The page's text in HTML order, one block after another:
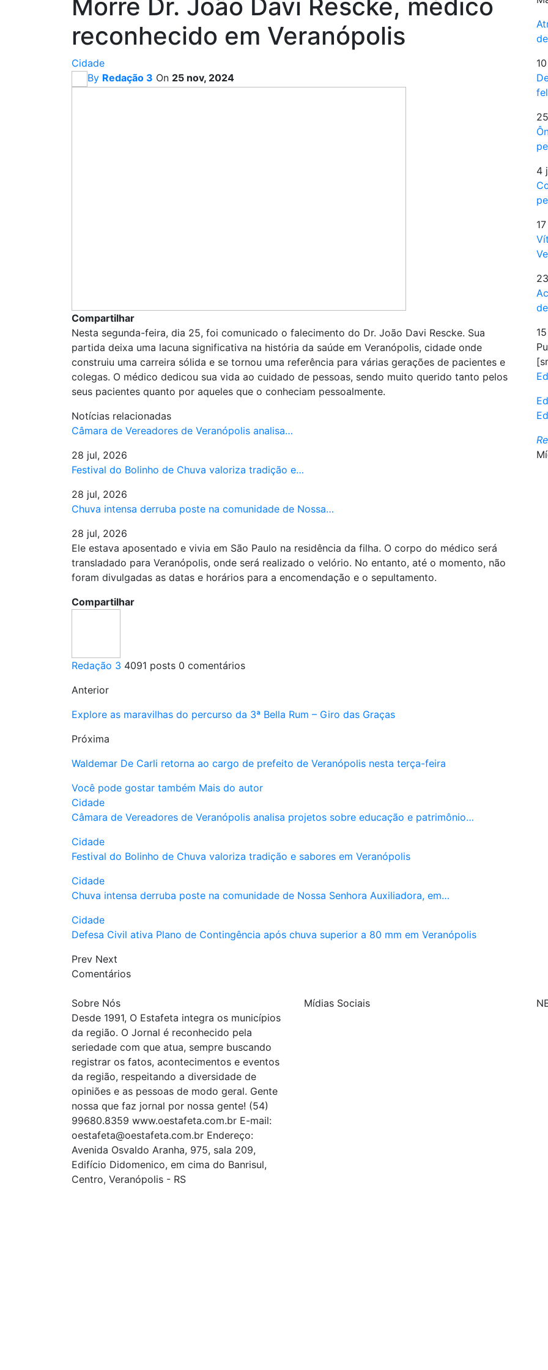
Morre Dr. João Davi Rescke, médico
reconhecido em Veranópolis
Cidade
By Redação 3 On 25 nov, 2024
Compartilhar
Nesta segunda-feira, dia 25, foi comunicado o falecimento do Dr. João Davi Rescke. Sua
partida deixa uma lacuna significativa na história da saúde em Veranópolis, cidade onde
construiu uma carreira sólida e se tornou uma referência para várias gerações de pacientes e
colegas. O médico dedicou sua vida ao cuidado de pessoas, sendo muito querido tanto pelos
seus pacientes quanto por aqueles que o conheciam pessoalmente.
Notícias relacionadas
Câmara de Vereadores de Veranópolis analisa…
28 jul, 2026
Festival do Bolinho de Chuva valoriza tradição e…
28 jul, 2026
Chuva intensa derruba poste na comunidade de Nossa…
28 jul, 2026
Ele estava aposentado e vivia em São Paulo na residência da filha. O corpo do médico será
transladado para Veranópolis, onde será realizado o velório. No entanto, até o momento, não
foram divulgadas as datas e horários para a encomendação e o sepultamento.
Compartilhar
Redação 3 4091 posts 0 comentários
Anterior
Explore as maravilhas do percurso da 3ª Bella Rum – Giro das Graças
Próxima
Waldemar De Carli retorna ao cargo de prefeito de Veranópolis nesta terça-feira
Você pode gostar também Mais do autor
Cidade
Câmara de Vereadores de Veranópolis analisa projetos sobre educação e patrimônio…
Cidade
Festival do Bolinho de Chuva valoriza tradição e sabores em Veranópolis
Cidade
Chuva intensa derruba poste na comunidade de Nossa Senhora Auxiliadora, em…
Cidade
Defesa Civil ativa Plano de Contingência após chuva superior a 80 mm em Veranópolis
Prev Next
Comentários
4
Sobre Nós
Desde 1991, O Estafeta integra os municípios
da região. O Jornal é reconhecido pela
seriedade com que atua, sempre buscando
registrar os fatos, acontecimentos e eventos
da região, respeitando a diversidade de
opiniões e as pessoas de modo geral. Gente
nossa que faz jornal por nossa gente! (54)
99680.8359 www.oestafeta.com.br E-mail:
oestafeta@oestafeta.com.br Endereço:
Avenida Osvaldo Aranha, 975, sala 209,
Edifício Didomenico, em cima do Banrisul,
Centro, Veranópolis - RS
Mídias Sociais